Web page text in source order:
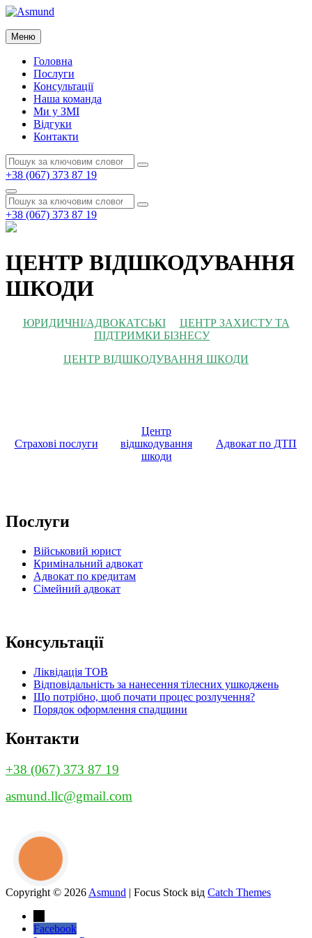
Перейти
вмісту
Asmund
Asmund
Меню
Головна
Послуги
Консультації
Наша команда
Ми у ЗМІ
Відгуки
Контакти
Пошук:
Пошук
+38 (067) 373 87 19
Пошук
Пошук:
Пошук
+38 (067) 373 87 19
ЦЕНТР ВІДШКОДУВАННЯ
ШКОДИ
ЮРИДИЧНІ/АДВОКАТСЬКІ
ЦЕНТР ЗАХИСТУ ТА
ПІДТРИМКИ БІЗНЕСУ
ЦЕНТР ВІДШКОДУВАННЯ ШКОДИ
Страхові послуги
Центр
відшкодування
шкоди
Адвокат по ДТП
Послуги
Військовий юрист
Кримінальний адвокат
Адвокат по кредитам
Сімейний адвокат
Консультації
Ліквідація ТОВ
Відповідальність за нанесення тілесних ушкоджень
Що потрібно, щоб почати процес розлучення?
Порядок оформлення спадщини
Контакти
+38 (067) 373 87 19
asmund.llc@gmail.com
Copyright © 2026 Asmund | Focus Stock від Catch Themes
Facebook